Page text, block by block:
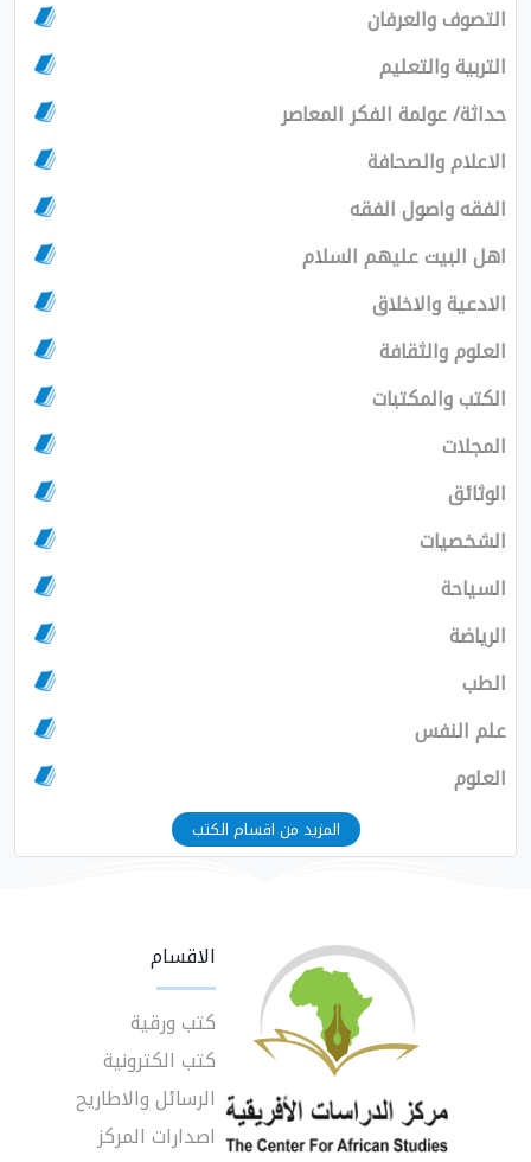
التصوف والعرفان
التربية والتعليم
حداثة/ عولمة الفكر المعاصر
الاعلام والصحافة
الفقه واصول الفقه
اهل البيت عليهم السلام
الادعية والاخلاق
العلوم والثقافة
الكتب والمكتبات
المجلات
الوثائق
الشخصيات
السياحة
الرياضة
الطب
علم النفس
العلوم
المزيد من اقسام الكتب
الاقسام
كتب ورقية
كتب الكترونية
الرسائل والاطاريح
اصدارات المركز